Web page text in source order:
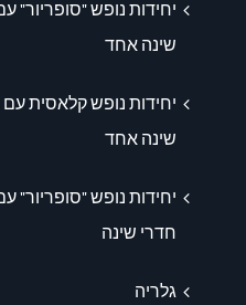
יחידות נופש "סופריור"
שינה אחד
יחידות נופש קלאסית
שינה אחד
חדרי שינה
גלריה